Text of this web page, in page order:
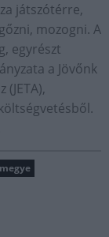
játszótérre,
mozogni. A
egyrészt
a Jövőnk